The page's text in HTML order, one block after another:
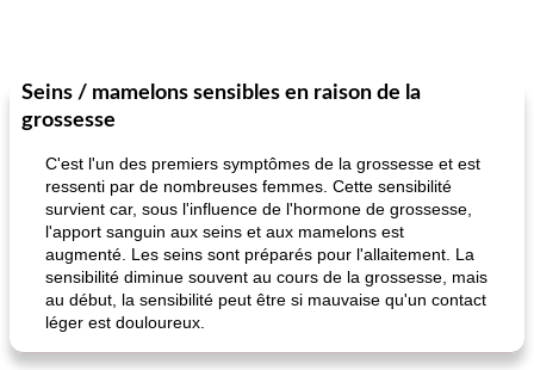
Seins / mamelons sensibles en raison de la
grossesse
C'est l'un des premiers symptômes de la grossesse et est
ressenti par de nombreuses femmes. Cette sensibilité
survient car, sous l'influence de l'hormone de grossesse,
l'apport sanguin aux seins et aux mamelons est
augmenté. Les seins sont préparés pour l'allaitement. La
sensibilité diminue souvent au cours de la grossesse, mais
au début, la sensibilité peut être si mauvaise qu'un contact
léger est douloureux.